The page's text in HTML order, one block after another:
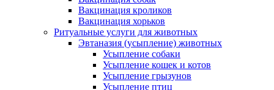
Вакцинация кроликов
Вакцинация хорьков
Ритуальные услуги для животных
Эвтаназия (усыпление) животных
Усыпление собаки
Усыпление кошек и котов
Усыпление грызунов
Усыпление птиц